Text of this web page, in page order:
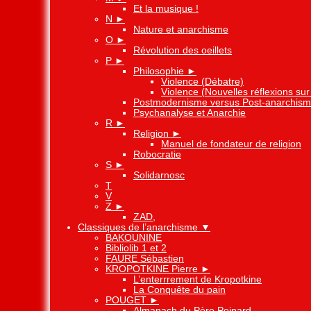
Et la musique !
N ►
Nature et anarchisme
O ►
Révolution des oeillets
P ►
Philosophie ►
Violence (Débatre)
Violence (Nouvelles réflexions sur
Postmodernisme versus Post-
Psychanalyse et Anarchie
R ►
Religion ►
Manuel de fondateur de religion
Robocratie
S ►
Solidarnosc
T
V
Z ►
ZAD,
Classiques de l’anarchisme ▼
BAKOUNINE
Bibliolib 1 et 2
FAURE Sébastien
KROPOTKINE Pierre ►
L’enterrrement de Kropotkine
La Conquête du pain
POUGET ►